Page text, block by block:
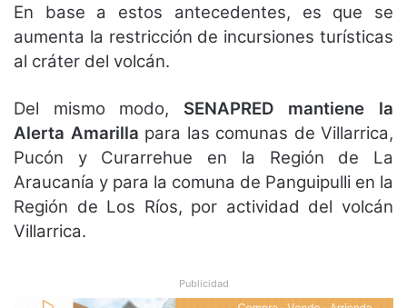
En base a estos antecedentes, es que se
aumenta la restricción de incursiones turísticas
al cráter del volcán.
Del mismo modo, SENAPRED mantiene la
Alerta Amarilla para las comunas de Villarrica,
Pucón y Curarrehue en la Región de La
Araucanía y para la comuna de Panguipulli en la
Región de Los Ríos, por actividad del volcán
Villarrica.
Publicidad